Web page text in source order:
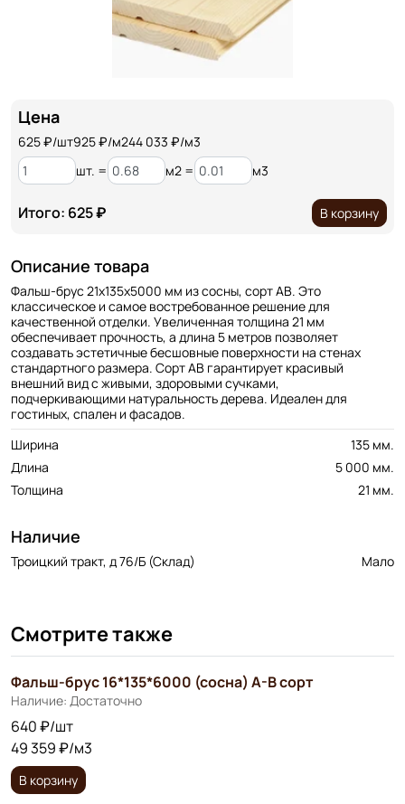
Цена
625₽/шт925 ₽/м244 033 ₽/м3
шт. =
м2 = м3
Итого: 625 ₽ В корзину
Описание товара
Фальш-брус 21х135х5000 мм из сосны, сорт АВ. Это
классическое и самое востребованное решение для
качественной отделки. Увеличенная толщина 21 мм
обеспечивает прочность, а длина 5 метров позволяет
создавать эстетичные бесшовные поверхности на стенах
стандартного размера. Сорт АВ гарантирует красивый
внешний вид с живыми, здоровыми сучками,
подчеркивающими натуральность дерева. Идеален для
гостиных, спален и фасадов.
Ширина
135 мм.
Длина
5 000 мм.
Толщина
21 мм.
Наличие
Троицкий тракт, д 76/Б (Склад) Мало
Смотрите также
Фальш-брус 16*135*6000 (сосна) A-B сорт
Наличие: Достаточно
640 ₽/шт
49 359 ₽/м3
В корзину